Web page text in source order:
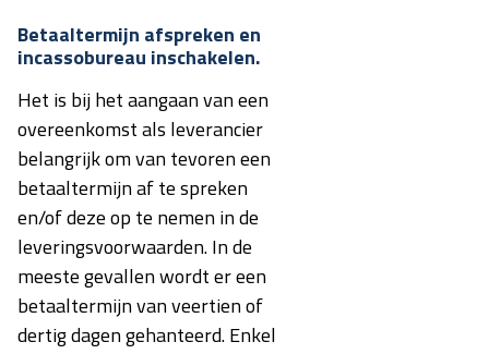
Betaaltermijn afspreken en
incassobureau inschakelen.
Het is bij het aangaan van een
overeenkomst als leverancier
belangrijk om van tevoren een
betaaltermijn af te spreken
en/of deze op te nemen in de
leveringsvoorwaarden. In de
meeste gevallen wordt er een
betaaltermijn van veertien of
dertig dagen gehanteerd. Enkel